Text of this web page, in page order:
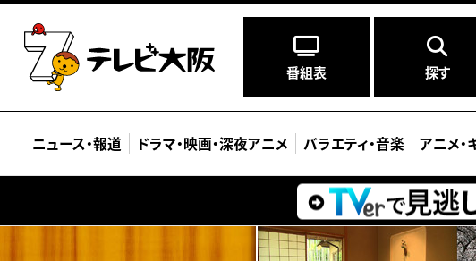
番組表 探す
ニュース・報道 ドラマ・映画・深夜アニメ バラエティ・音楽 アニメ・